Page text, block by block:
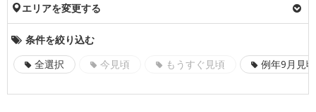
エリアを変更する
条件を絞り込む
全選択
今見頃 もうすぐ見頃 例年9月見頃